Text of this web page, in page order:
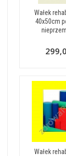
Wałek
40x50cm
Wałek